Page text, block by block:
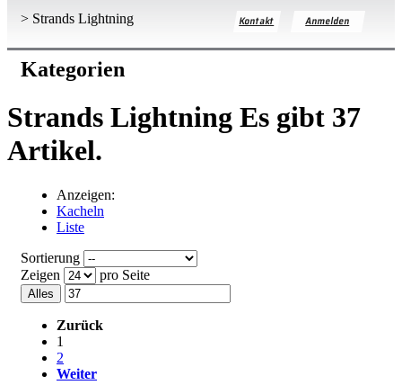
Anmelden
Kontakt
> Strands Lightning
Kategorien
Strands Lightning Es gibt 37
Artikel.
Anzeigen:
Kacheln
Liste
Sortierung
Zeigen
pro Seite
Alles
Zurück
1
2
Weiter